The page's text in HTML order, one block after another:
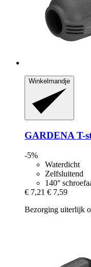
Winkelmandje
GARDENA T-​
-5%
Waterdicht
Zelfsluitend
140°
€ 7,21 € 7,59
Bezorging uiterlijk